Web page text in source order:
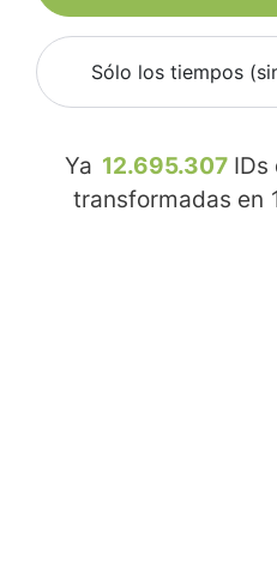
Sólo los tiempos
Ya 12.695.307 IDs
transformadas en